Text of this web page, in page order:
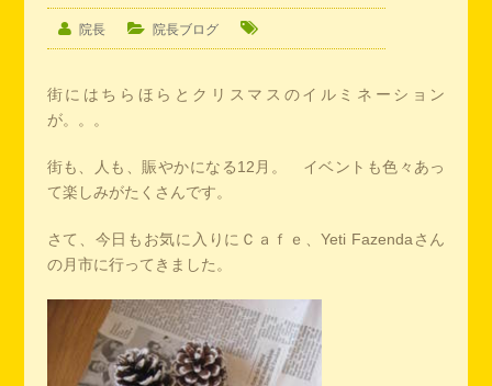
院長 院長ブログ
街にはちらほらとクリスマスのイルミネーション
が。。。
街も、人も、賑やかになる12月。 イベントも色々あっ
て楽しみがたくさんです。
さて、今日もお気に入りにＣａｆｅ、Yeti Fazendaさん
の月市に行ってきました。